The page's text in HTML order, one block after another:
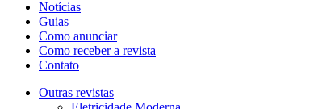
Notícias
Guias
Como anunciar
Como receber a revista
Contato
Outras revistas